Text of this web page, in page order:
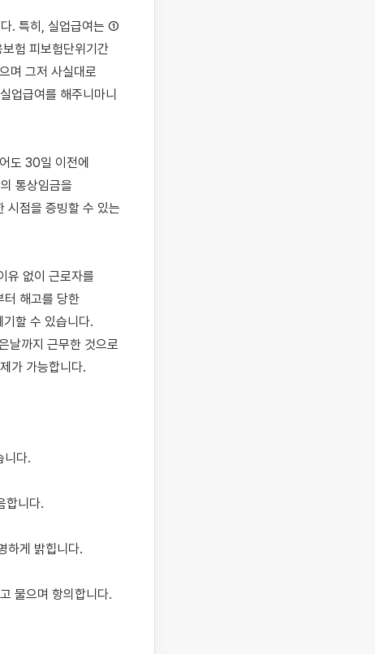
. 특히, 실업급여는 ①
험 피보험단위기간
며 그저 사실대로
업급여를 해주니마니
도 30일 이전에
통상임금을
시점을 증빙할 수 있는
유 없이 근로자를
터 해고를 당한
할 수 있습니다.
날까지 근무한 것으로
가 가능합니다.
니다.
합니다.
하게 밝힙니다.
물으며 항의합니다.